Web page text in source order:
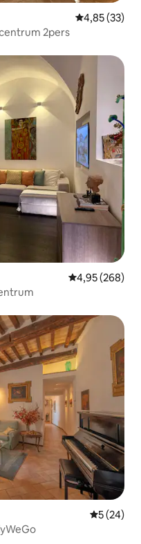
4,85 av 5 i
4,85 (33)
2pers
4,95 av 5 i
4,95 (268)
5 av 5 i
5 (24)